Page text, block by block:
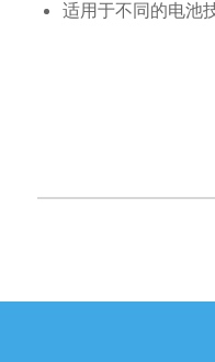
适用于不同的电池